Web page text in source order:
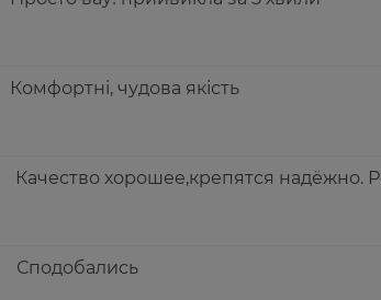
Комфортні, чудова якість
Качество хорошее,крепятся надёжно.
Сподобались